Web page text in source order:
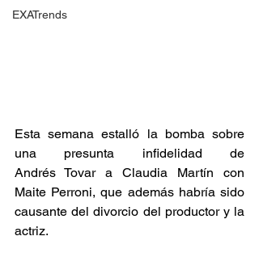
EXATrends
Esta semana estalló la bomba sobre
una presunta infidelidad de
Andrés Tovar a Claudia Martín con
Maite Perroni, que además habría sido
causante del divorcio del productor y la
actriz.